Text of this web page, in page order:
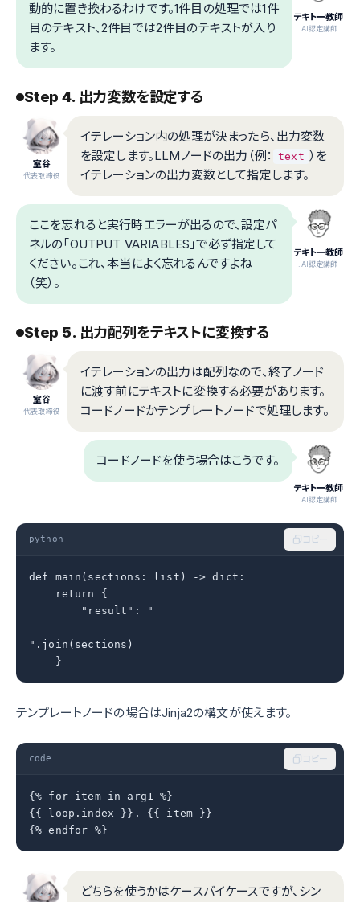
テキトー教師
.AI認定講師
動的に置き換わるわけです。1件目の処理では1件
目のテキスト、2件目では2件目のテキストが入り
ます。
Step 4. 出力変数を設定する
室谷
代表取締役
イテレーション内の処理が決まったら、出力変数
を設定します。LLMノードの出力（例：
text ）を
イテレーションの出力変数として指定します。
テキトー教師
.AI認定講師
ここを忘れると実行時エラーが出るので、設定パ
ネルの「OUTPUT VARIABLES」で必ず指定して
ください。これ、本当によく忘れるんですよね
（笑）。
Step 5. 出力配列をテキストに変換する
室谷
代表取締役
イテレーションの出力は配列なので、終了ノード
に渡す前にテキストに変換する必要があります。
コードノードかテンプレートノードで処理します。
テキトー教師
.AI認定講師
コードノードを使う場合はこうです。
python コピー
def main(sections: list) -> dict:
    return {
        "result": "
".join(sections)
    }
テンプレートノードの場合はJinja2の構文が使えます。
code コピー
{% for item in arg1 %}
{{ loop.index }}. {{ item }}
{% endfor %}
どちらを使うかはケースバイケースですが、シン